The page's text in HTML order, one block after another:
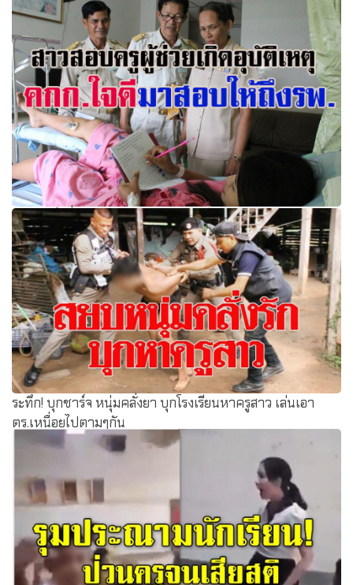
ตามมาถึงที่!! สาวสอบครูผู้ช่วยนครศรีฯ เกิดอุบัติเหตุหวิดอด
สอบสัมภาษณ์ คกก.ใจดีมาสอบให้ถึงรพ.
ระทึก! บุกชาร์จ หนุ่มคลั่งยา บุกโรงเรียนหาครูสาว เล่นเอา
ตร.เหนื่อยไปตามๆกัน